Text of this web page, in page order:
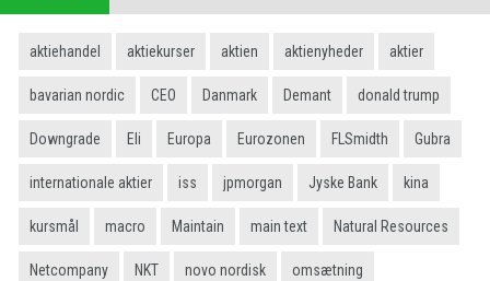
aktiehandel aktiekurser aktien aktienyheder aktier
bavarian nordic CEO Danmark Demant donald trump
Downgrade Eli Europa Eurozonen FLSmidth Gubra
internationale aktier iss jpmorgan Jyske Bank kina
kursmål macro Maintain main text Natural Resources
Netcompany NKT novo nordisk omsætning